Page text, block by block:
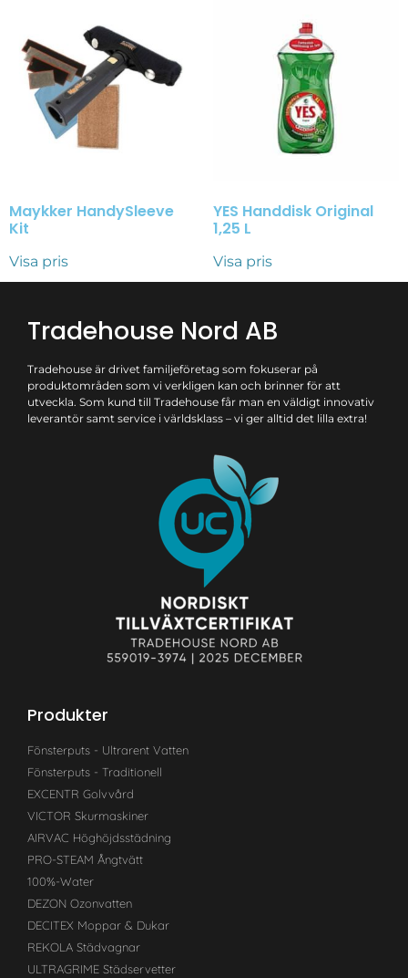
Maykker HandySleeve
Kit
Visa pris
YES Handdisk Original
1,25 L
Visa pris
Tradehouse Nord AB
Tradehouse är drivet familjeföretag som fokuserar på
produktområden som vi verkligen kan och brinner för att
utveckla. Som kund till Tradehouse får man en väldigt innovativ
leverantör samt service i världsklass – vi ger alltid det lilla extra!
Produkter
Fönsterputs - Ultrarent Vatten
Fönsterputs - Traditionell
EXCENTR Golvvård
VICTOR Skurmaskiner
AIRVAC Höghöjdsstädning
PRO-STEAM Ångtvätt
100%-Water
DEZON Ozonvatten
DECITEX Moppar & Dukar
REKOLA Städvagnar
ULTRAGRIME Städservetter